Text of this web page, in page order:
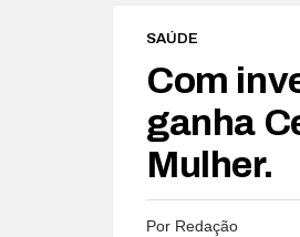
SAÚDE
Com
ganha
Mulher.
Por Redação